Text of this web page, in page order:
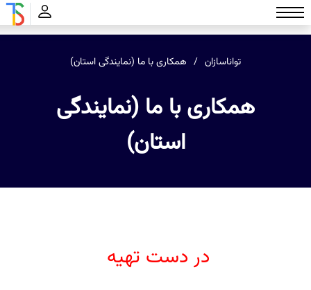
تواناسازان همکاری با ما (نمایندگی استان)
همکاری با ما (نمایندگی
استان)
در دست تهیه